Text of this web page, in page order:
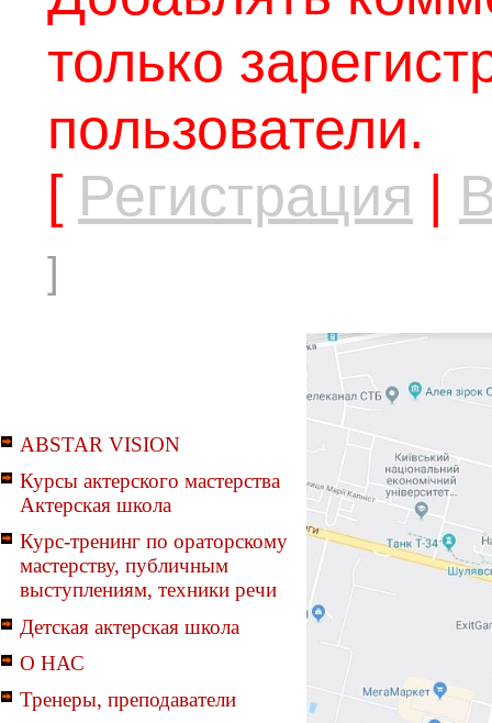
только
пользователи.
[ Регистрация |
]
ABSTAR VISION
Курсы актерского мастерства
Актерская школа
Курс-тренинг по ораторскому
мастерству, публичным
выступлениям, техники речи
Детская актерская школа
О НАС
Тренеры, преподаватели